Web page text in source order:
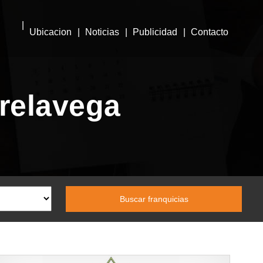
Ubicacion Noticias Publicidad Contacto